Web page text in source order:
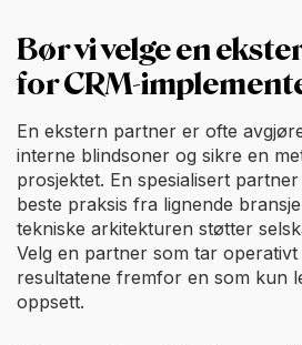
Bør vi velge en
for CRM-
En ekstern partner er ofte
interne blindsoner og sikre en
prosjektet. En spesialisert
beste praksis fra lignende
tekniske arkitekturen støtter
Velg en partner som tar
resultatene fremfor en som kun
oppsett.